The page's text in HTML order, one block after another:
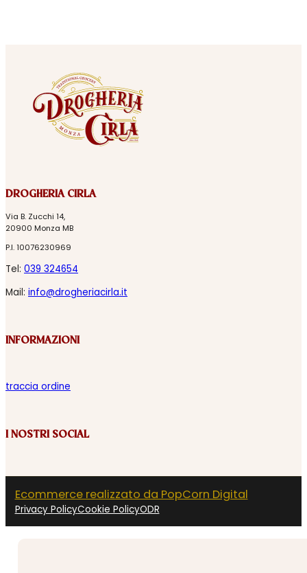
DROGHERIA CIRLA
Via B. Zucchi 14,
20900 Monza MB
P.I. 10076230969
Tel: 039 324654
Mail: info@drogheriacirla.it
INFORMAZIONI
traccia ordine
I NOSTRI SOCIAL
Ecommerce realizzato da PopCorn Digital
Privacy PolicyCookie PolicyODR